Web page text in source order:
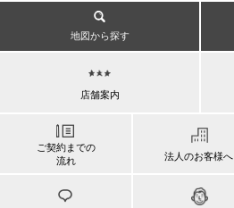
地図から探す
店舗案内
ご契約までの
流れ
法人のお客様へ